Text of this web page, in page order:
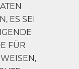
ES SEI
FÜR